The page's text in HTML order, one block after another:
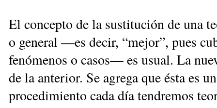
El concepto de la sustitución de una
o general —es decir, “mejor”, pues
fenómenos o casos— es usual. La
de la anterior. Se agrega que ésta es
procedimiento cada día tendremos